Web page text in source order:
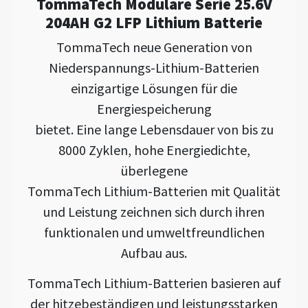
TommaTech Modulare Serie 25.6V
204AH G2 LFP Lithium Batterie
TommaTech neue Generation von
Niederspannungs-Lithium-Batterien
einzigartige Lösungen für die
Energiespeicherung
bietet. Eine lange Lebensdauer von bis zu
8000 Zyklen, hohe Energiedichte,
überlegene
TommaTech Lithium-Batterien mit Qualität
und Leistung zeichnen sich durch ihren
funktionalen und umweltfreundlichen
Aufbau aus.
TommaTech Lithium-Batterien basieren auf
der hitzebeständigen und leistungsstarken